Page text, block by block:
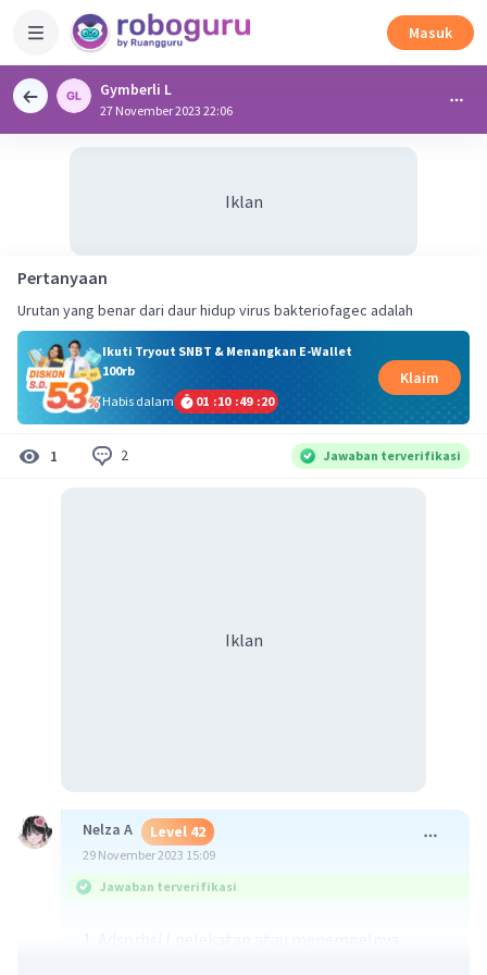
Masuk
Gymberli L
27 November 2023 22:06
Iklan
Pertanyaan
Urutan yang benar dari daur hidup virus bakteriofagec adalah
Ikuti Tryout SNBT & Menangkan E-Wallet
100rb
Habis dalam
01 :10 :49 :19
Klaim
1 2 Jawaban terverifikasi
Iklan
Nelza A Level 42
29 November 2023 15:09
Jawaban terverifikasi